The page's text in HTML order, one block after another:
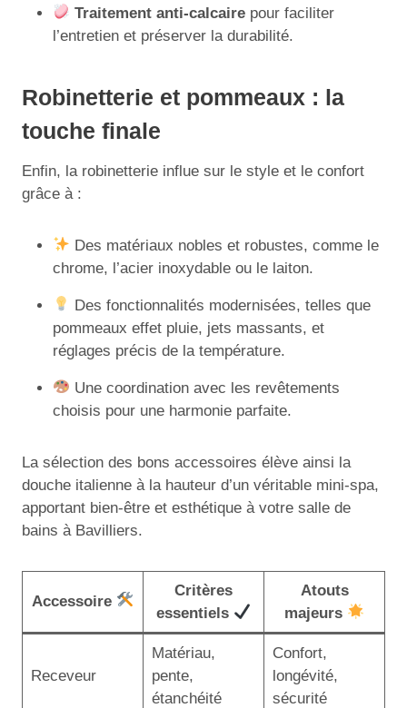
Traitement anti-calcaire pour faciliter
l’entretien et préserver la durabilité.
Robinetterie et pommeaux : la
touche finale
Enfin, la robinetterie influe sur le style et le confort
grâce à :
Des matériaux nobles et robustes, comme le
chrome, l’acier inoxydable ou le laiton.
Des fonctionnalités modernisées, telles que
pommeaux effet pluie, jets massants, et
réglages précis de la température.
Une coordination avec les revêtements
choisis pour une harmonie parfaite.
La sélection des bons accessoires élève ainsi la
douche italienne à la hauteur d’un véritable mini-spa,
apportant bien-être et esthétique à votre salle de
bains à Bavilliers.
Accessoire
Critères
essentiels
Atouts
majeurs
Receveur
Matériau,
pente,
étanchéité
Confort,
longévité,
sécurité